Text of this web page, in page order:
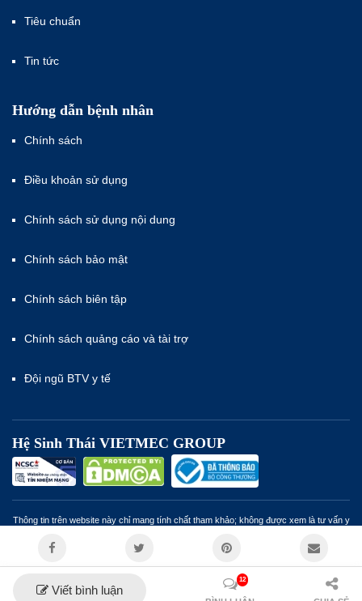
Viết bình luận
12
Tiêu chuẩn
Tin tức
Hướng dẫn bệnh nhân
Chính sách
Điều khoản sử dụng
Chính sách sử dụng nội dung
Chính sách bảo mật
Chính sách biên tập
Chính sách quảng cáo và tài trợ
Đội ngũ BTV y tế
Hệ Sinh Thái VIETMEC GROUP
Thông tin trên website này chỉ mang tính chất tham khảo; không được xem là tư vấn y
viên y tế. Miễn trừ trách nhiệm
© Bản quyền VIETMEC - 2023